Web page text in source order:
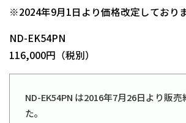
※2024年9月1日より価格改定しておりま
ND-EK54PN
116,000円（税別）
ND-EK54PN は2016年7月26日より販
た。